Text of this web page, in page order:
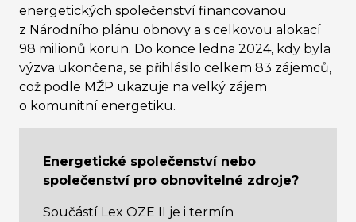
energetických společenství financovanou
z Národního plánu obnovy a s celkovou alokací
98 milionů korun. Do konce ledna 2024, kdy byla
výzva ukončena, se přihlásilo celkem 83 zájemců,
což podle MŽP ukazuje na velký zájem
o komunitní energetiku.
Energetické společenství nebo
společenství pro obnovitelné zdroje?
Součástí Lex OZE II je i termín